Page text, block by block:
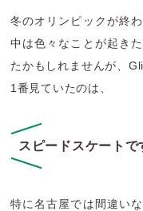
冬のオリンピックが終
中は色々なことが起き
たかもしれませんが、
1番見ていたのは、
スピードスケートで
特に名古屋では間違い